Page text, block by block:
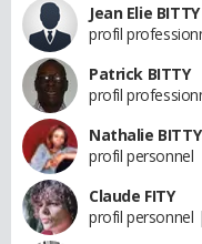
Jean Elie BITTY
profil
Patrick BITTY
profil
Nathalie BITTY
profil personnel
Claude FITY
profil personnel